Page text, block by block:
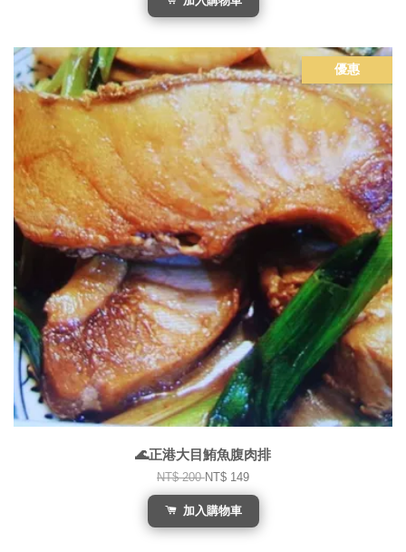
優惠
🌊正港大目鮪魚腹肉排
NT$ 200NT$ 149
加入購物車